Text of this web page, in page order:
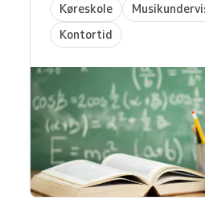
Køreskole
Kontortid